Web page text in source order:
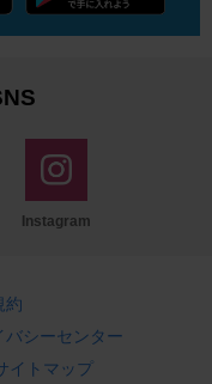
Instagram
約
バシーセンター
イトマップ